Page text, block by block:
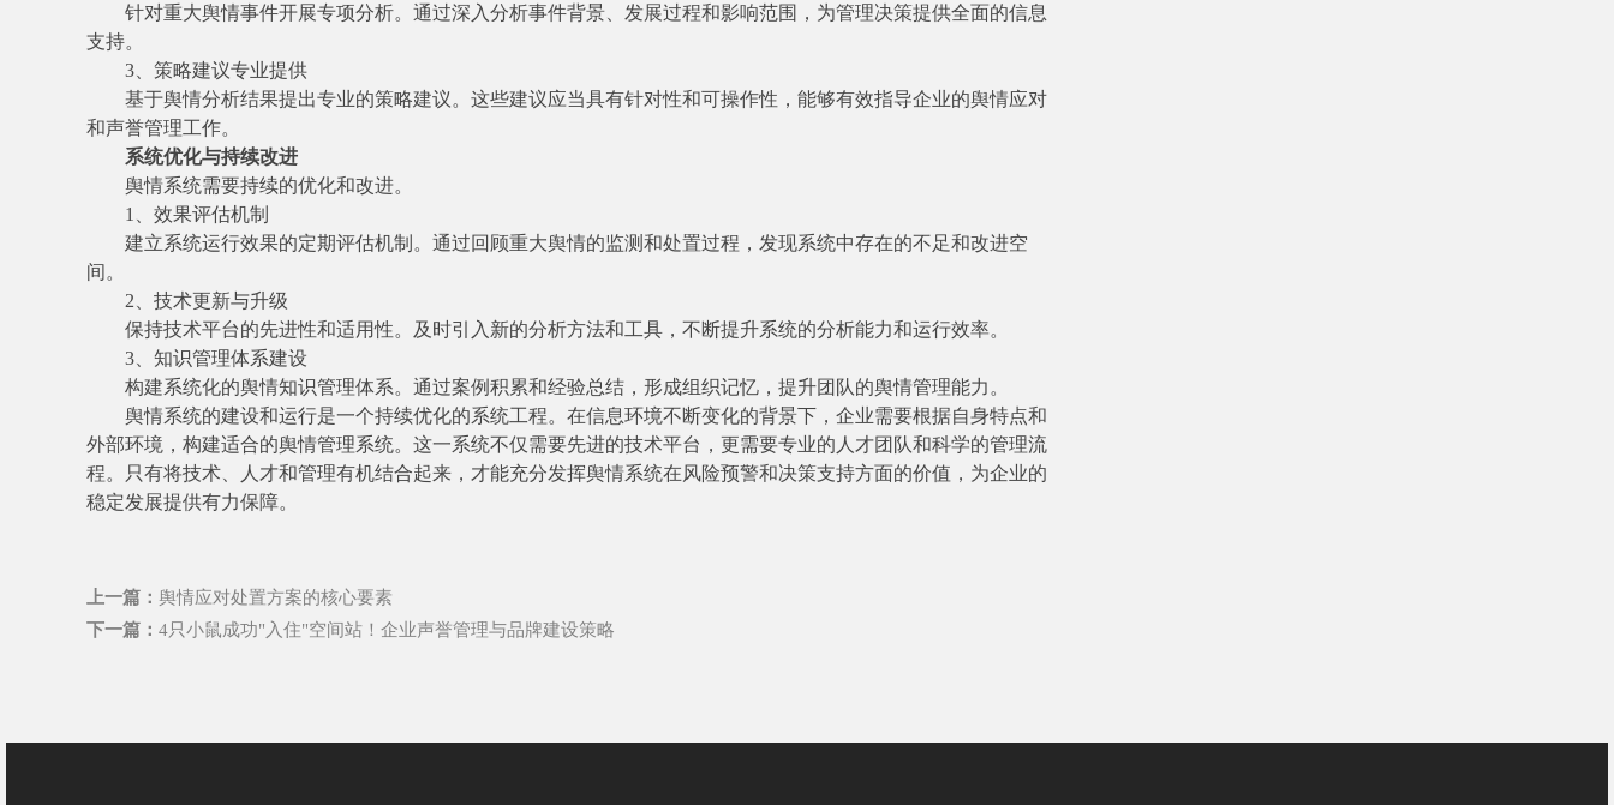
针对重大舆情事件开展专项分析。通过深入分析事件背景、发展过程和影响范围，为管理决策提供全面的信息
支持。
3、策略建议专业提供
基于舆情分析结果提出专业的策略建议。这些建议应当具有针对性和可操作性，能够有效指导企业的舆情应对
和声誉管理工作。
系统优化与持续改进
舆情系统需要持续的优化和改进。
1、效果评估机制
建立系统运行效果的定期评估机制。通过回顾重大舆情的监测和处置过程，发现系统中存在的不足和改进空
间。
2、技术更新与升级
保持技术平台的先进性和适用性。及时引入新的分析方法和工具，不断提升系统的分析能力和运行效率。
3、知识管理体系建设
构建系统化的舆情知识管理体系。通过案例积累和经验总结，形成组织记忆，提升团队的舆情管理能力。
舆情系统的建设和运行是一个持续优化的系统工程。在信息环境不断变化的背景下，企业需要根据自身特点和
外部环境，构建适合的舆情管理系统。这一系统不仅需要先进的技术平台，更需要专业的人才团队和科学的管理流
程。只有将技术、人才和管理有机结合起来，才能充分发挥舆情系统在风险预警和决策支持方面的价值，为企业的
稳定发展提供有力保障。
上一篇： 舆情应对处置方案的核心要素
下一篇： 4只小鼠成功"入住"空间站！企业声誉管理与品牌建设策略